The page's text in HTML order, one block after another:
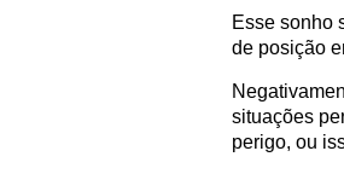
Esse sonho
de posição
situações
perigo, ou